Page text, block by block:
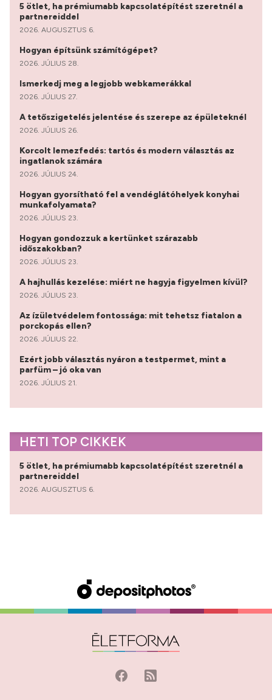
5 ötlet, ha prémiumabb kapcsolatépítést szeretnél a
partnereiddel
2026. AUGUSZTUS 6.
Hogyan építsünk számítógépet?
2026. JÚLIUS 28.
Ismerkedj meg a legjobb webkamerákkal
2026. JÚLIUS 27.
A tetőszigetelés jelentése és szerepe az épületeknél
2026. JÚLIUS 26.
Korcolt lemezfedés: tartós és modern választás az
ingatlanok számára
2026. JÚLIUS 24.
Hogyan gyorsítható fel a vendéglátóhelyek konyhai
munkafolyamata?
2026. JÚLIUS 23.
Hogyan gondozzuk a kertünket szárazabb
időszakokban?
2026. JÚLIUS 23.
A hajhullás kezelése: miért ne hagyja figyelmen kívül?
2026. JÚLIUS 23.
Az ízületvédelem fontossága: mit tehetsz fiatalon a
porckopás ellen?
2026. JÚLIUS 22.
Ezért jobb választás nyáron a testpermet, mint a
parfüm – jó oka van
2026. JÚLIUS 21.
HETI TOP CIKKEK
5 ötlet, ha prémiumabb kapcsolatépítést szeretnél a
partnereiddel
2026. AUGUSZTUS 6.